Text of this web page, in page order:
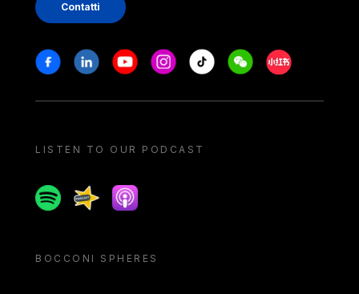
Contatti
Stay in touch
FacebookLinkedinYoutubeInstagram
Tiktok WeechatXiaohongshu/
LISTEN TO OUR PODCAST
SpotifySpreakerApple podcast
BOCCONI SPHERES